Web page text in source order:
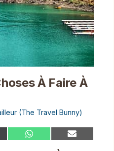
À Faire À
(The Travel Bunny)
Share Share